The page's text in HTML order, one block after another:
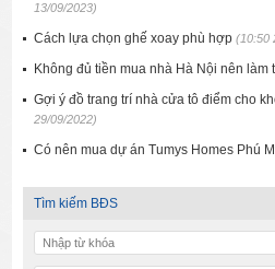
13/09/2023)
Cách lựa chọn ghế xoay phù hợp(10:50
Không đủ tiền mua nhà Hà Nội nên làm
Gợi ý đồ trang trí nhà cửa tô điểm cho
29/09/2022)
Có nên mua dự án Tumys Homes Phú
Tìm kiếm BĐS